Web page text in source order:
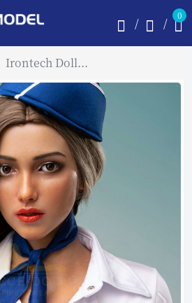
0
Irontech Doll 169cm Bカップ S44ヘッド シリコン製リアルラブドール 塗装加工あり 眉毛と睫毛植毛加工あり 等身大 ダッチワイフ